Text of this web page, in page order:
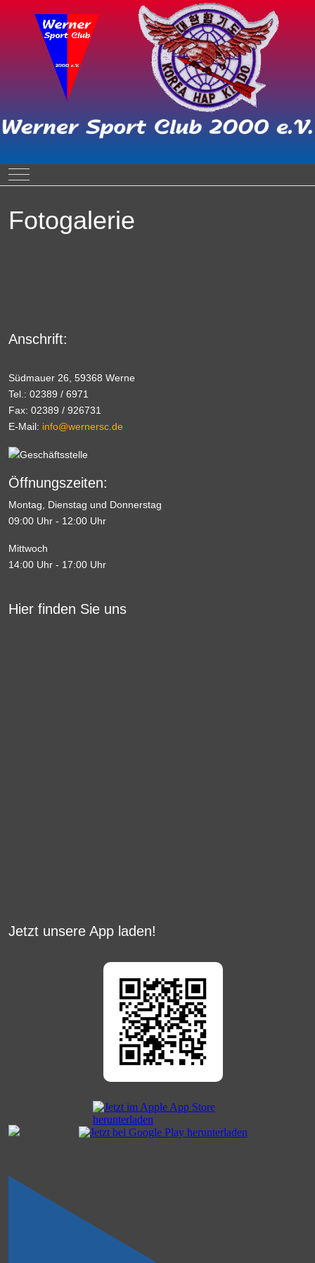
Mobile Menu Toggle
Fotogalerie
Anschrift:
Südmauer 26, 59368 Werne
Tel.: 02389 / 6971
Fax: 02389 / 926731
E-Mail: info@wernersc.de
Öffnungszeiten:
Montag, Dienstag und Donnerstag
09:00 Uhr - 12:00 Uhr
Mittwoch
14:00 Uhr - 17:00 Uhr
Hier finden Sie uns
Jetzt unsere App laden!